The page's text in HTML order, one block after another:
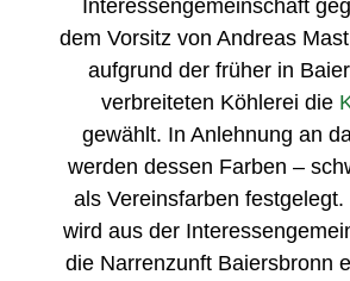
Interessengemeinschaft
dem Vorsitz von Andreas
aufgrund der früher in
verbreiteten Köhlerei die
gewählt. In Anlehnung an
werden dessen Farben –
als Vereinsfarben
wird aus der
die Narrenzunft Baiersbronn